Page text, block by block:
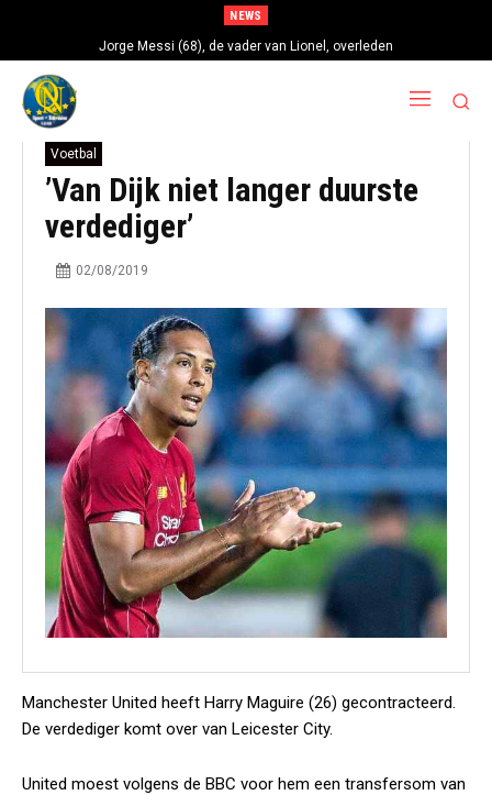
NEWS
Jorge Messi (68), de vader van Lionel, overleden
Voetbal
’Van Dijk niet langer duurste
verdediger’
02/08/2019
Manchester United heeft Harry Maguire (26) gecontracteerd.
De verdediger komt over van Leicester City.
United moest volgens de BBC voor hem een transfersom van